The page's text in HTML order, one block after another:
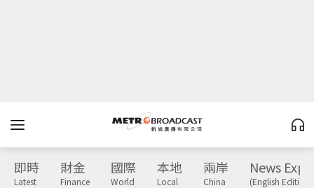
即時
Latest
財金
Finance
國際
World
本地
Local
兩岸
China
News
(English Edition)